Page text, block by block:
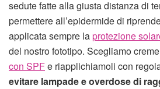
sedute fatte alla giusta distanza di
permettere all’epidermide di
applicata sempre laprotezione
del nostro fototipo. Scegliamo
con SPFe riapplichiamoli con
evitare lampade e overdose di